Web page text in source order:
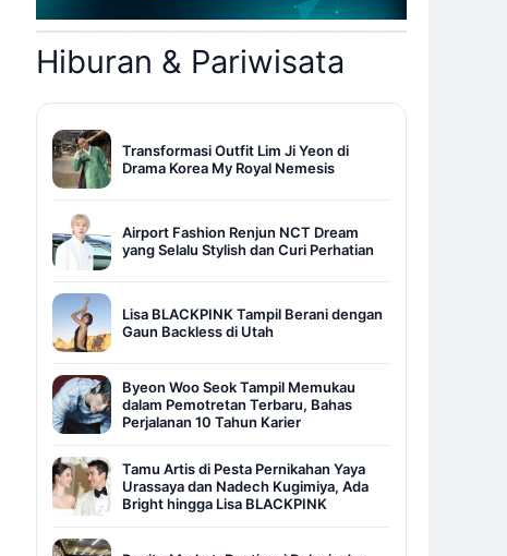
Hiburan & Pariwisata
Transformasi Outfit Lim Ji Yeon di
Drama Korea My Royal Nemesis
Airport Fashion Renjun NCT Dream
yang Selalu Stylish dan Curi Perhatian
Lisa BLACKPINK Tampil Berani dengan
Gaun Backless di Utah
Byeon Woo Seok Tampil Memukau
dalam Pemotretan Terbaru, Bahas
Perjalanan 10 Tahun Karier
Tamu Artis di Pesta Pernikahan Yaya
Urassaya dan Nadech Kugimiya, Ada
Bright hingga Lisa BLACKPINK